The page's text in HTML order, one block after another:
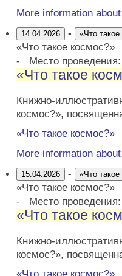
More information
14.04.2026 - «Что
«Что такое космос?»
-
Место
«Что такое
Книжно-
космос?»,
«Что такое космос?»
More information
15.04.2026 - «Что
«Что такое космос?»
-
Место
«Что такое
Книжно-
космос?»,